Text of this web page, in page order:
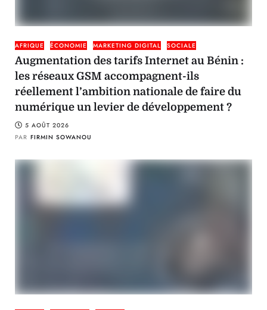
AFRIQUE ÉCONOMIE MARKETING DIGITAL SOCIALE
Augmentation des tarifs Internet au Bénin :
les réseaux GSM accompagnent-ils
réellement l’ambition nationale de faire du
numérique un levier de développement ?
5 AOÛT 2026
PAR FIRMIN SOWANOU